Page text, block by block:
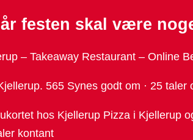
festen skal være
– Takeaway Restaurant – Online
565 Synes godt om · 25
hos Kjellerup Pizza i Kjellerup
kontant